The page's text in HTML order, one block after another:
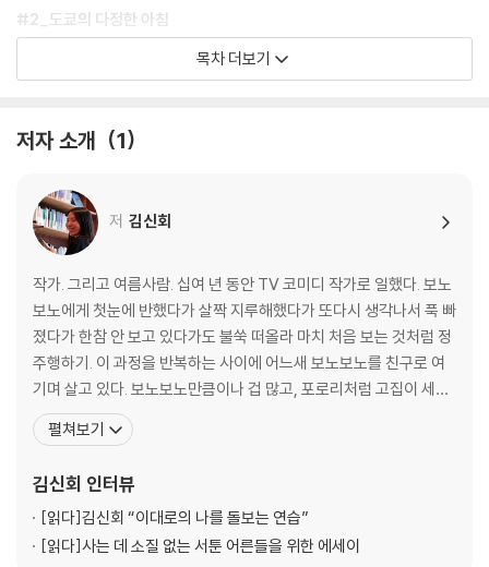
#2_도쿄의 다정한 아침
나만의 카페 뤼미에르를 찾아서 -다방 모닝세트
도심 정원에서 스프 한 그릇 -모닝스프
날카로운 첫인상의 추억 -오챠즈케
◎ 싱글의 소박한 도쿄나들이 <슈퍼마켓 장보기>
#3_산책하기 좋은 날
4월 이야기 -야끼소바
관광객과 생활인 사이 -고로케
여자들의 피크닉 도시락 -오니기리
한밤중의 산책 편의점 -오뎅
내가 편애하는 동네 -델리세트
[Tokyo Sweets 03] 아사쿠사 간식 <센베 & 아게만쥬>
혼자 밥 먹기 연습 -카페 런치
반성의 식탁 -함바가
위험한 독신녀 -카레라이스
목차 더보기
저자 소개 1
저 김신회
작가. 그리고 여름사람. 십여 년 동안 TV 코미디 작가로 일했다. 보노
보노에게 첫눈에 반했다가 살짝 지루해했다가 또다시 생각나서 푹 빠
졌다가 한참 안 보고 있다가도 불쑥 떠올라 마치 처음 보는 것처럼 정
주행하기. 이 과정을 반복하는 사이에 어느새 보노보노를 친구로 여
기며 살고 있다. 보노보노만큼이나 겁 많고, 포로리처럼 고집이 세고,
너부리인 양 자주 직언을 하는 사람. 전반적인 성격은 너부리에 가깝
다는 것을 자각하고 가끔 반성하면서 지낸다. 다정하지만 시니컬하
지만 그 말을 듣지 않는 대부분의 시간
펼쳐보기
김신회 인터뷰
[읽다]김신회 “이대로의 나를 돌보는 연습”
[읽다]사는 데 소질 없는 서툰 어른들을 위한 에세이